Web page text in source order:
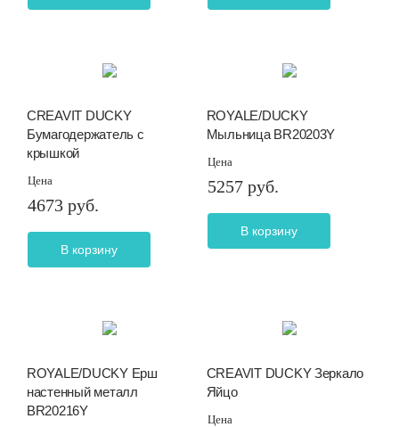
CREAVIT DUCKY
Бумагодержатель с
крышкой
Цена
4673 руб.
В корзину
ROYALE/DUCKY
Мыльница BR20203Y
Цена
5257 руб.
В корзину
ROYALE/DUCKY Ерш
настенный металл
BR20216Y
CREAVIT DUCKY Зеркало
Яйцо
Цена